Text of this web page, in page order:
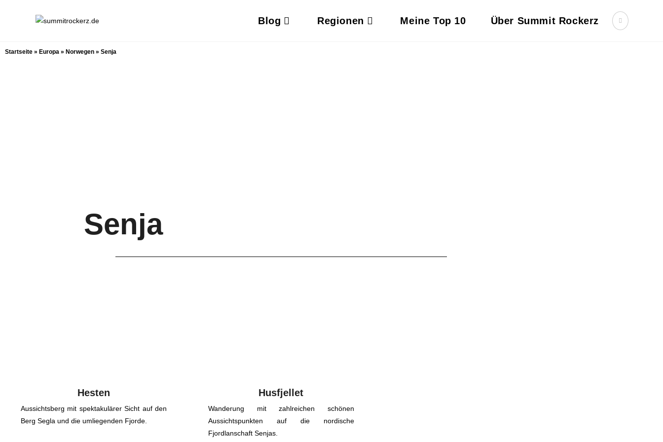
Blog Regionen Meine Top 10 Über Summit Rockerz
Startseite » Europa » Norwegen » Senja
Senja
Hesten
Aussichtsberg mit spektakulärer Sicht auf den
Berg Segla und die umliegenden Fjorde.
Husfjellet
Wanderung mit zahlreichen schönen
Aussichtspunkten auf die nordische
Fjordlanschaft Senjas.